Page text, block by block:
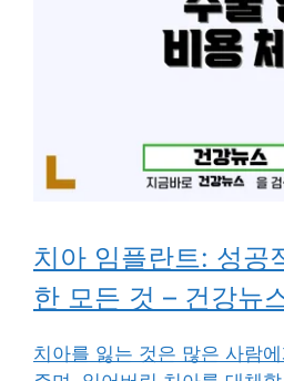
치아 임플란트: 성공
한 모든 것 – 건강뉴
치아를 잃는 것은 많은 사람